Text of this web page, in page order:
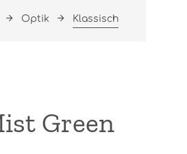
Optik Klassisch
Green